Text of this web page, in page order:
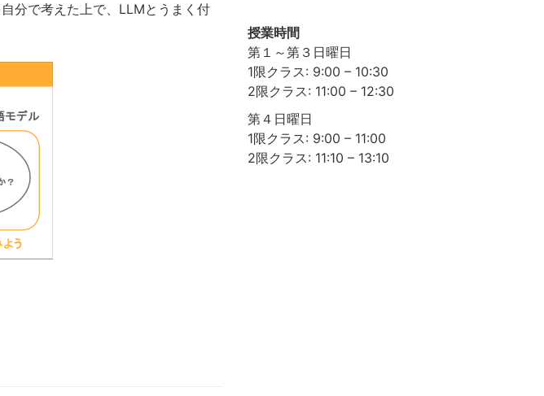
分で考えた上で、LLMとうまく付
授業時間
第１～第３日曜日
1限クラス: 9:00 – 10:30
2限クラス: 11:00 – 12:30
第４日曜日
1限クラス: 9:00 – 11:00
2限クラス: 11:10 – 13:10